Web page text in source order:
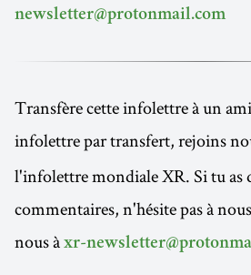
newsletter@protonmail.com
Transfère cette infolettre à un
infolettre par transfert, rejoins
l'infolettre mondiale XR. Si tu as
commentaires, n'hésite pas à
nous à xr-